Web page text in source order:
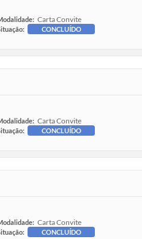
Carta Convite
CONCLUÍDO
Carta Convite
CONCLUÍDO
Carta Convite
CONCLUÍDO